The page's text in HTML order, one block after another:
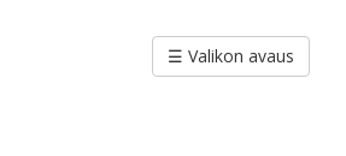
☰ Valikon avaus